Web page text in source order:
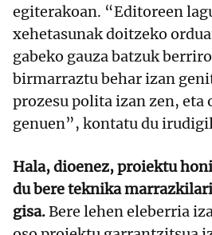
egiterakoan. “Editoreen
xehetasunak doitzeko
gabeko gauza batzuk
birmarraztu behar izan
prozesu polita izan zen, eta
genuen”, kontatu du
Hala, dioenez, proiektu
du bere teknika
gisa.Bere lehen eleberria